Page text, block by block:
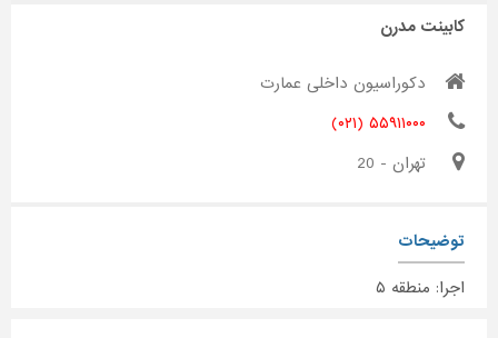
کابینت مدرن
دکوراسیون داخلی عمارت
۵۵۹۱۱۰۰۰ (۰۲۱)
تهران - 20
توضیحات
اجرا: منطقه ۵